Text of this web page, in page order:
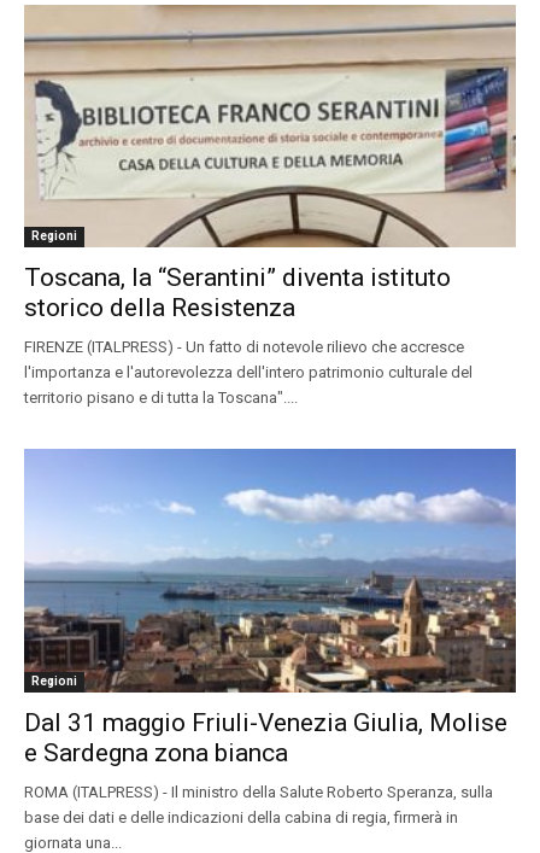
Regioni
Toscana, la “Serantini” diventa istituto
storico della Resistenza
FIRENZE (ITALPRESS) - Un fatto di notevole rilievo che accresce
l'importanza e l'autorevolezza dell'intero patrimonio culturale del
territorio pisano e di tutta la Toscana"....
Regioni
Dal 31 maggio Friuli-Venezia Giulia, Molise
e Sardegna zona bianca
ROMA (ITALPRESS) - Il ministro della Salute Roberto Speranza, sulla
base dei dati e delle indicazioni della cabina di regia, firmerà in
giornata una...